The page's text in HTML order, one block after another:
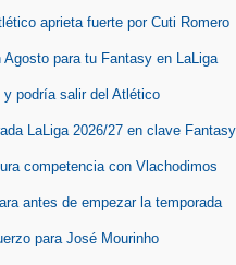
aprieta fuerte por Cuti Romero
para tu Fantasy en LaLiga
podría salir del Atlético
LaLiga 2026/27 en clave Fantasy
competencia con Vlachodimos
antes de empezar la temporada
para José Mourinho